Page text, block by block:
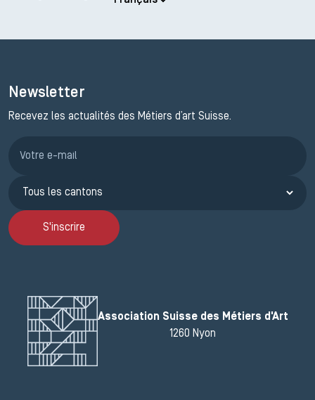
Newsletter
Recevez les actualités des Métiers d’art Suisse.
S'inscrire
Association Suisse des Métiers d'Art
1260 Nyon